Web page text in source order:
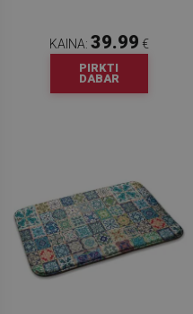
KAINA: 39.99 €
PIRKTI
DABAR